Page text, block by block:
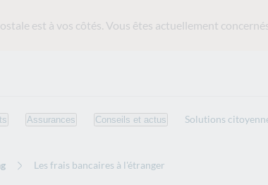
est à vos côtés. Vous êtes actuellement
Assurances Conseils et actus Solutions
Les frais bancaires à l'étranger